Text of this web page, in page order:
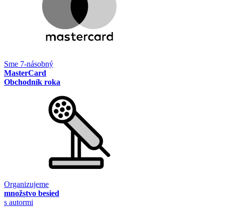
Sme 7-násobný
MasterCard
Obchodník roka
Organizujeme
množstvo besied
s autormi